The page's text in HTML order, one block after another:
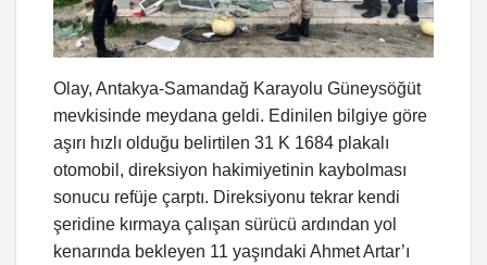
Olay, Antakya-Samandağ Karayolu Güneysöğüt
mevkisinde meydana geldi. Edinilen bilgiye göre
aşırı hızlı olduğu belirtilen 31 K 1684 plakalı
otomobil, direksiyon hakimiyetinin kaybolması
sonucu refüje çarptı. Direksiyonu tekrar kendi
şeridine kırmaya çalışan sürücü ardından yol
kenarında bekleyen 11 yaşındaki Ahmet Artar’ı